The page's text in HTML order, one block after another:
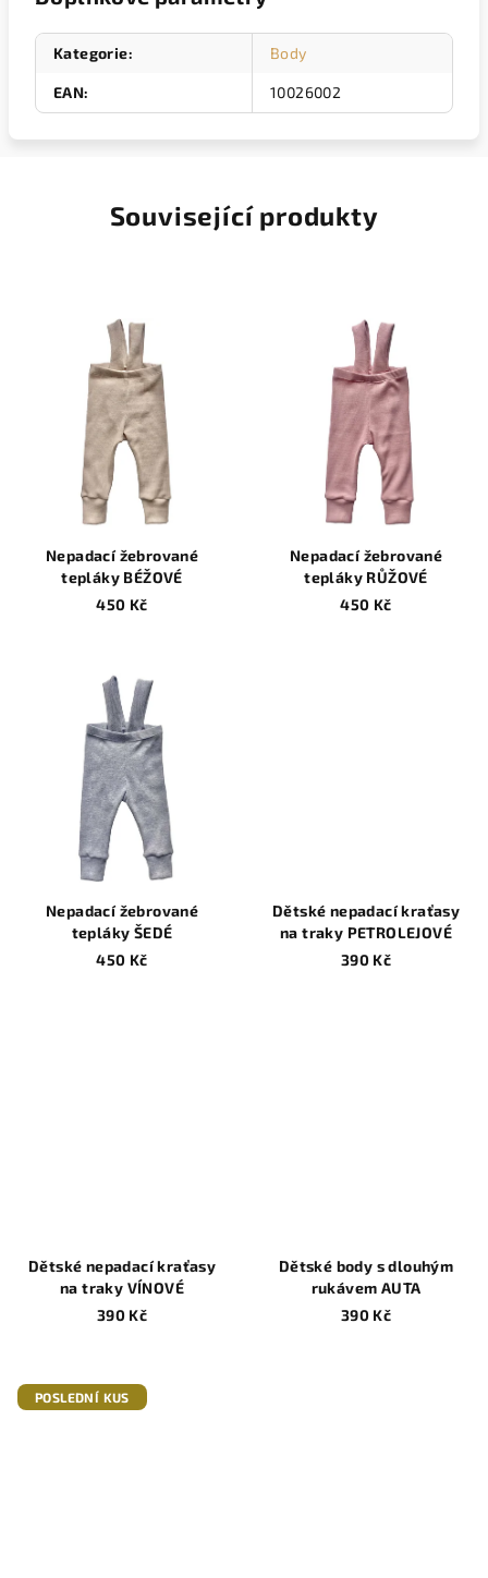
Kategorie: Body
EAN: 10026002
Související produkty
Nepadací žebrované
tepláky BÉŽOVÉ
450 Kč
Nepadací žebrované
tepláky RŮŽOVÉ
450 Kč
Nepadací žebrované
tepláky ŠEDÉ
450 Kč
Dětské nepadací kraťasy
na traky PETROLEJOVÉ
390 Kč
Dětské nepadací kraťasy
na traky VÍNOVÉ
390 Kč
Dětské body s dlouhým
rukávem AUTA
390 Kč
POSLEDNÍ KUS